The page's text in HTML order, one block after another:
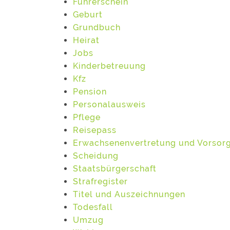
Geburt
Grundbuch
Heirat
Jobs
Kinderbetreuung
Kfz
Pension
Personalausweis
Pflege
Reisepass
Erwachsenenvertretung und
Scheidung
Staatsbürgerschaft
Strafregister
Titel und Auszeichnungen
Todesfall
Umzug